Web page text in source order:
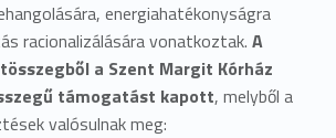
energiahatékonyságra
racionalizálására vonatkoztak. A
a Szent Margit Kórház
támogatást kapott, melyből a
valósulnak meg: